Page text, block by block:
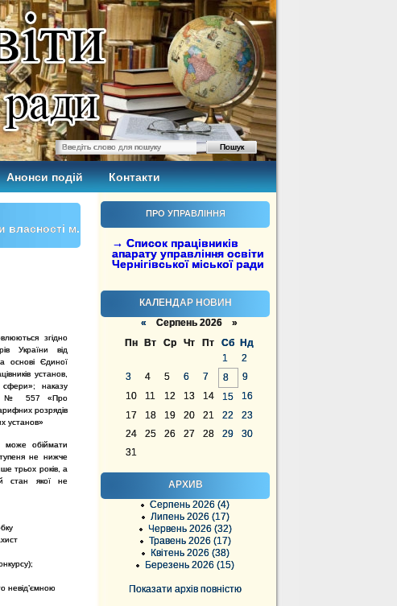
Анонси подій Контакти
ПРО УПРАВЛІННЯ
→ Список працівників
апарату управління освіти
Чернігівської міської ради
КАЛЕНДАР НОВИН
« Серпень 2026 »
Пн
Вт Ср Чт Пт Сб
Нд
1
2
3
4 5 6 7 8
9
10
11 12 13 14 15
16
17
18 19 20 21 22
23
24
25 26 27 28 29
30
31
АРХИВ
Серпень 2026 (4)
Липень 2026 (17)
Червень 2026 (32)
Травень 2026 (17)
Квітень 2026 (38)
Березень 2026 (15)
Показати архів повністю
власності м.
згідно
України від
основі Єдиної
установ,
сфери»; наказу
№ 557 «Про
розрядів
установ»
може обіймати
не нижче
трьох років, а
стан якої не
невід’ємною